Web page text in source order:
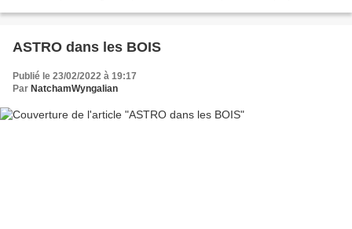
ASTRO dans les BOIS
Publié le 23/02/2022 à 19:17
Par NatchamWyngalian